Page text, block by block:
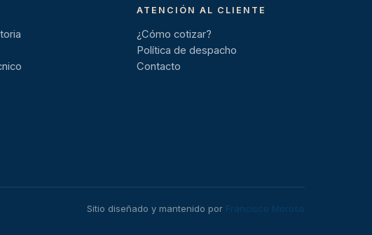
ATENCIÓN AL CLIENTE
¿Cómo cotizar?
Política de despacho
Contacto
Sitio diseñado y mantenido por Francisco Moroso